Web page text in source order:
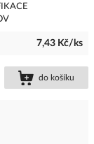
7,43 Kč/ks
do košíku